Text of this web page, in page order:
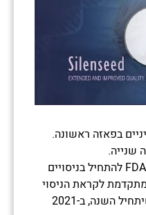
בפאזה ראשונה.
שנייה.
התרופה קיבלה אישור מה-FDA להתחיל בניסויים
לקראת הניסוי
השנה, ב-2021